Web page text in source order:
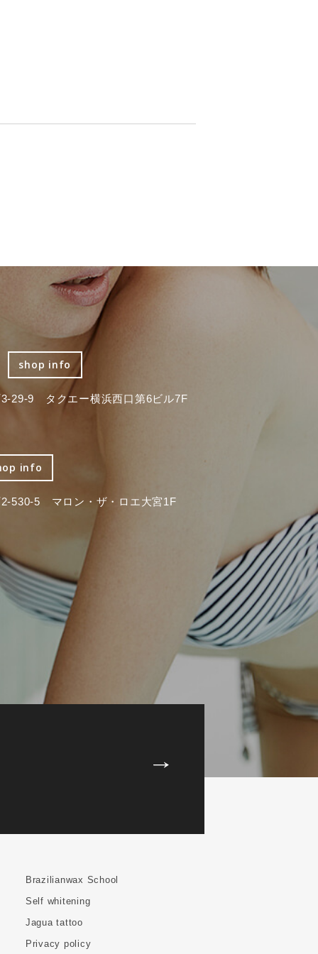
shop info
29-9 タクエー横浜西口第6ビル7F
info
530-5 マロン・ザ・ロエ大宮1F
Brazilianwax School
Self whitening
Jagua tattoo
Privacy policy